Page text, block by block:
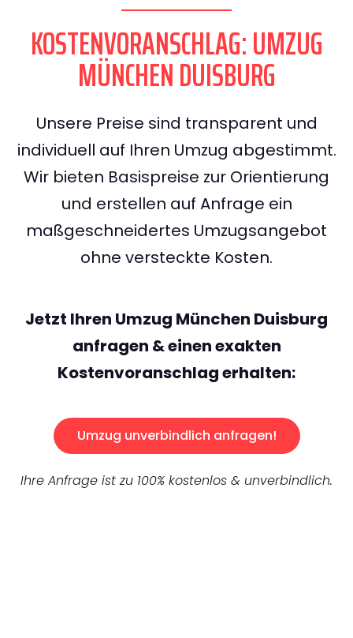
KOSTENVORANSCHLAG: UMZUG
MÜNCHEN DUISBURG
Unsere Preise sind transparent und
individuell auf Ihren Umzug abgestimmt.
Wir bieten Basispreise zur Orientierung
und erstellen auf Anfrage ein
maßgeschneidertes Umzugsangebot
ohne versteckte Kosten.
Jetzt Ihren Umzug München Duisburg
anfragen & einen exakten
Kostenvoranschlag erhalten:
Umzug unverbindlich anfragen!
Ihre Anfrage ist zu 100% kostenlos & unverbindlich.